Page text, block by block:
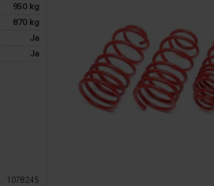
950 kg
870 kg
Ja
Ja
1078245